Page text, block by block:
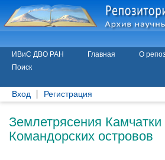
ИВиС ДВО РАН Главная О
Поиск
Вход Регистрация
Землетрясения Камчатки
Командорских островов